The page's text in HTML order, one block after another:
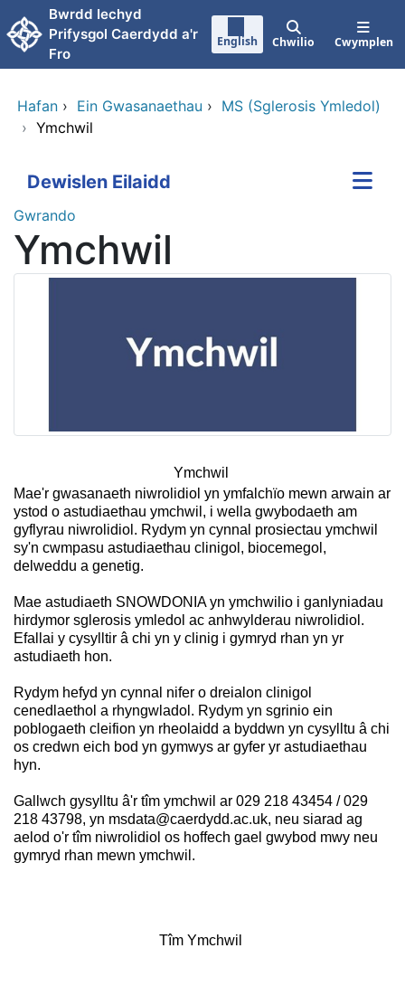
Neidio i'r prif gynnwy
Bwrdd Iechyd
Prifysgol Caerdydd a'r
Fro
English Chwilio Cwymplen
Hafan › Ein Gwasanaethau › MS (Sglerosis Ymledol)
› Ymchwil
Dewislen Eilaidd
Gwrando
Ymchwil
Ymchwil
Mae'r gwasanaeth niwrolidiol yn ymfalchïo mewn arwain ar
ystod o astudiaethau ymchwil, i wella gwybodaeth am
gyflyrau niwrolidiol. Rydym yn cynnal prosiectau ymchwil
sy'n cwmpasu astudiaethau clinigol, biocemegol,
delweddu a genetig.
Mae astudiaeth SNOWDONIA yn ymchwilio i ganlyniadau
hirdymor sglerosis ymledol ac anhwylderau niwrolidiol.
Efallai y cysylltir â chi yn y clinig i gymryd rhan yn yr
astudiaeth hon.
Rydym hefyd yn cynnal nifer o dreialon clinigol
cenedlaethol a rhyngwladol. Rydym yn sgrinio ein
poblogaeth cleifion yn rheolaidd a byddwn yn cysylltu â chi
os credwn eich bod yn gymwys ar gyfer yr astudiaethau
hyn.
Gallwch gysylltu â'r tîm ymchwil ar 029 218 43454 / 029
218 43798, yn msdata@caerdydd.ac.uk, neu siarad ag
aelod o'r tîm niwrolidiol os hoffech gael gwybod mwy neu
gymryd rhan mewn ymchwil.
Tîm Ymchwil